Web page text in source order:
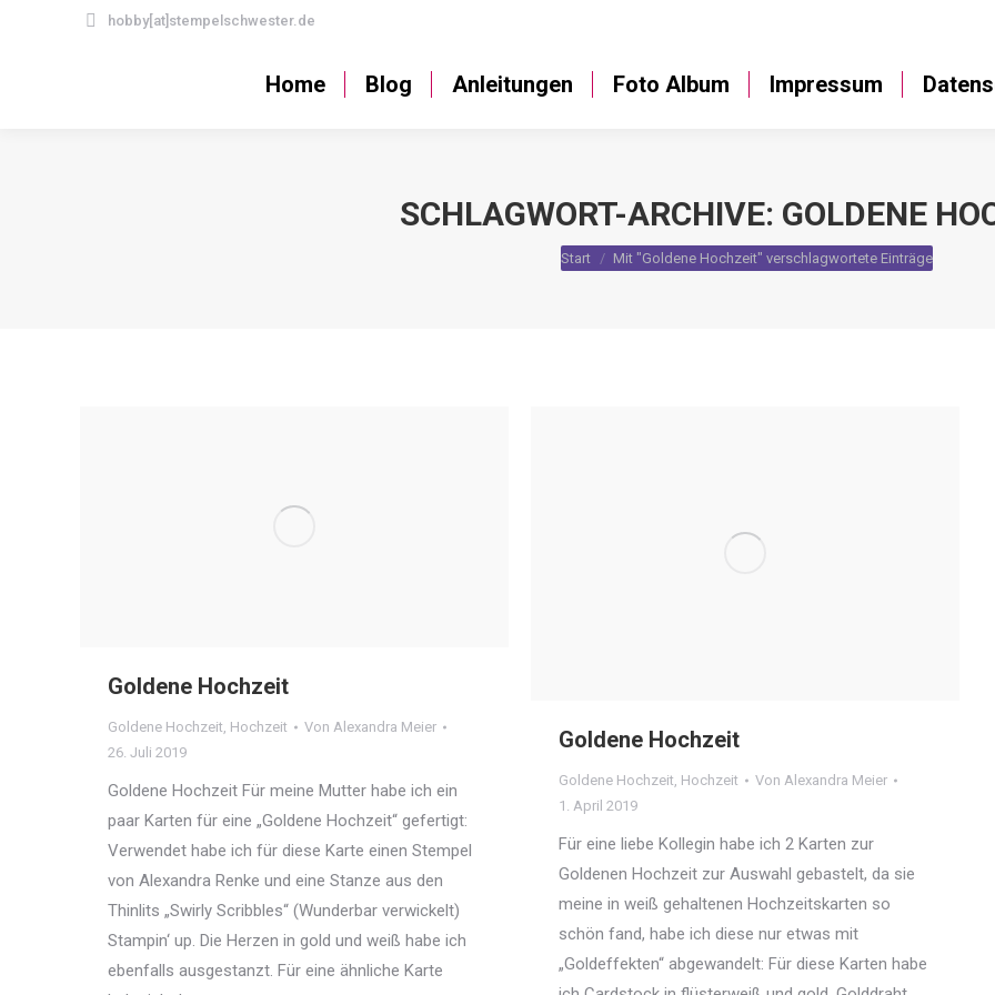
hobby[at]stempelschwester.de
Home Blog Anleitungen Foto Album Impressum
SCHLAGWORT-ARCHIVE: GOLDENE
Sie befinden sich hier:
Start Mit "Goldene Hochzeit" verschlagwortete Einträge
Goldene Hochzeit
Goldene Hochzeit, Hochzeit Von Alexandra Meier
26. Juli 2019
Goldene Hochzeit Für meine Mutter habe ich ein
paar Karten für eine „Goldene Hochzeit“ gefertigt:
Verwendet habe ich für diese Karte einen Stempel
von Alexandra Renke und eine Stanze aus den
Thinlits „Swirly Scribbles“ (Wunderbar verwickelt)
Stampin‘ up. Die Herzen in gold und weiß habe ich
ebenfalls ausgestanzt. Für eine ähnliche Karte
Goldene Hochzeit
Goldene Hochzeit, Hochzeit Von Alexandra Meier
1. April 2019
Für eine liebe Kollegin habe ich 2 Karten zur
Goldenen Hochzeit zur Auswahl gebastelt, da sie
meine in weiß gehaltenen Hochzeitskarten so
schön fand, habe ich diese nur etwas mit
„Goldeffekten“ abgewandelt: Für diese Karten habe